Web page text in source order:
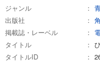
ジャンル
出版社
掲載誌・レーベル
タイトル
タイトルID